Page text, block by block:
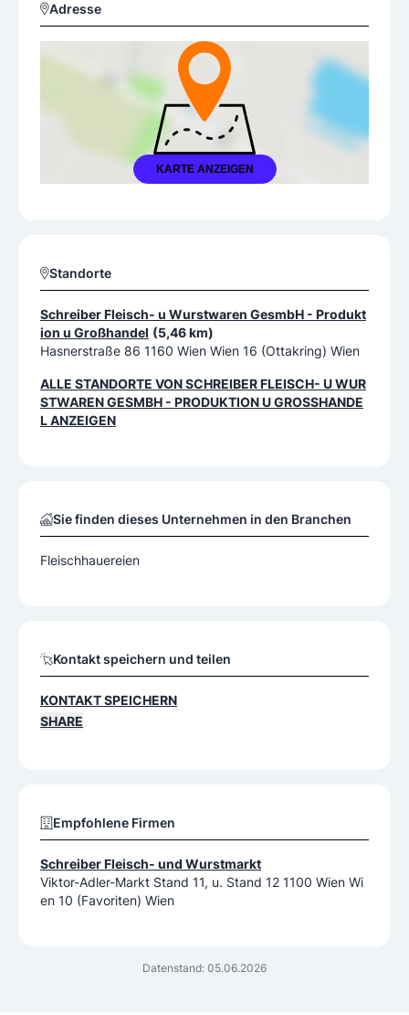
Adresse
KARTE ANZEIGEN
Datenstand: 05.06.2026
Standorte
Schreiber Fleisch- u Wurstwaren GesmbH - Produkt
ion u Großhandel (5,46 km)
Hasnerstraße 86 1160 Wien Wien 16 (Ottakring) Wien
ALLE STANDORTE VONSCHREIBER FLEISCH- U WUR
STWAREN GESMBH - PRODUKTION U GROSSHANDEL
ANZEIGEN
Sie finden dieses Unternehmen in den Branchen
Fleischhauereien
Kontakt speichern und teilen
KONTAKT SPEICHERN
SHARE
Empfohlene Firmen
Schreiber Fleisch- und Wurstmarkt
Viktor-Adler-Markt Stand 11, u. Stand 12 1100 Wien Wi
en 10 (Favoriten) Wien